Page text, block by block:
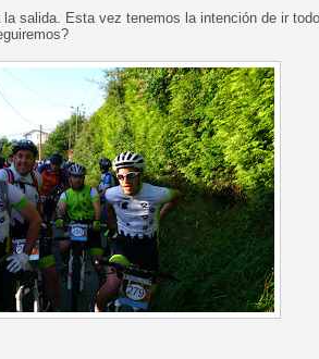
salida. Esta vez tenemos la intención de ir